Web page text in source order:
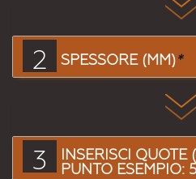
2 SPESSORE (MM)*
3
INSERISCI QUOTE
PUNTO ESEMPIO: